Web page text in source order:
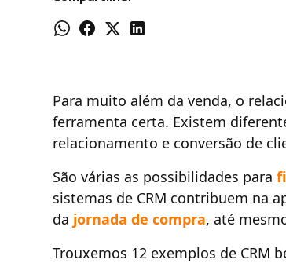
Para muito além da venda, o
ferramenta certa. Existem
relacionamento e conversão de
São várias as possibilidades para
sistemas de CRM contribuem na
da jornada de compra, até
Trouxemos 12 exemplos de CRM